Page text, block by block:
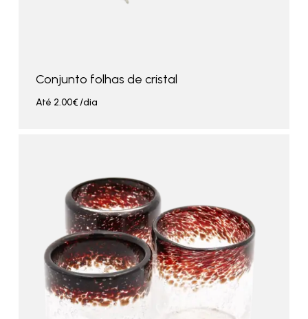
Conjunto folhas de cristal
Até 2.00€/dia